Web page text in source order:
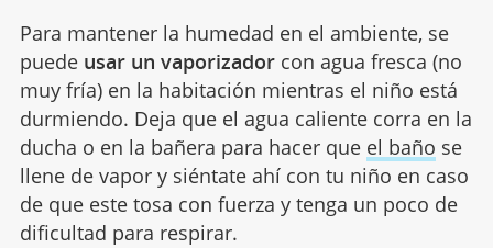
Para mantener la humedad en el ambiente, se
puede usar un vaporizadorcon agua fresca (no
muy fría) en la habitación mientras el niño está
durmiendo. Deja que el agua caliente corra en la
ducha o en la bañera para hacer que el baño se
llene de vapor y siéntate ahí con tu niño en caso
de que este tosa con fuerza y tenga un poco de
dificultad para respirar.